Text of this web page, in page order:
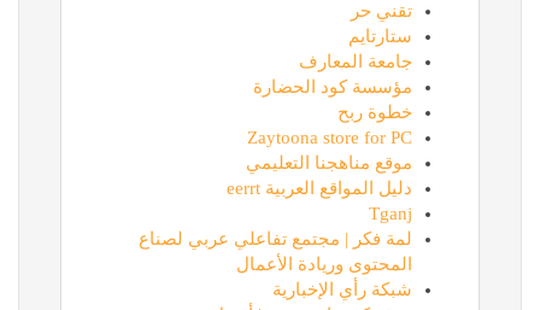
تقني حر
ستارتايم
جامعة المعارف
مؤسسة كود الحضارة
خطوة ربح
Zaytoona store for PC
موقع مناهجنا التعليمي
دليل المواقع العربية eerrt
Tganj
لمة فكر | مجتمع تفاعلي عربي لصناع
المحتوى وريادة الأعمال
شبكة رأي الإخبارية